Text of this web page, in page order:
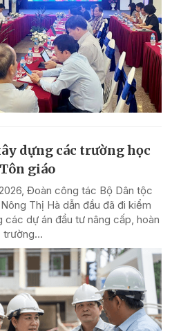
dựng các trường học
giáo
Đoàn công tác Bộ Dân tộc
Thị Hà dẫn đầu đã đi kiểm
dự án đầu tư nâng cấp, hoàn